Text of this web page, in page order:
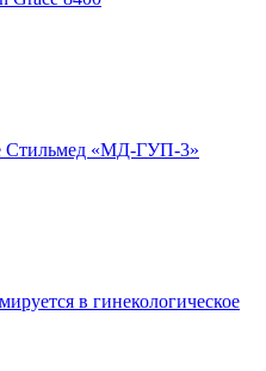
Стильмед «МД-ГУП-3»
в гинекологическое